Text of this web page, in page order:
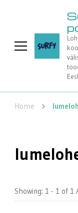
Home
Showing: 1 - 1 of 1